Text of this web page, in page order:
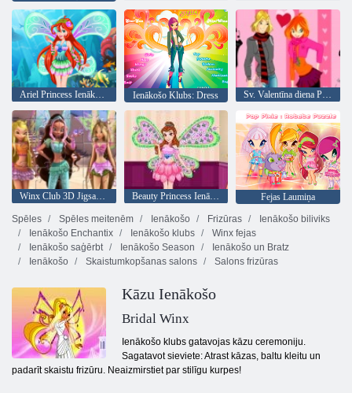
Ariel Princess Ienākošo Style Ienākošo Klubs: Dress Sv. Valentīna diena Pāris
Winx Club 3D Jigsaw Puzzle Beauty Princess Ienākošo Style
Fejas Laumiņa
Spēles
Spēles meitenēm Ienākošo Frizūras
Ienākošo biliviks
Ienākošo Enchantix
Ienākošo klubs
Winx fejas
Ienākošo saģērbt
Ienākošo Season
Ienākošo un Bratz
Ienākošo
Skaistumkopšanas salons Salons frizūras
Kāzu Ienākošo
Bridal Winx
Ienākošo klubs gatavojas kāzu ceremoniju.
Sagatavot sieviete: Atrast kāzas, baltu kleitu un
padarīt skaistu frizūru. Neaizmirstiet par stilīgu kurpes!